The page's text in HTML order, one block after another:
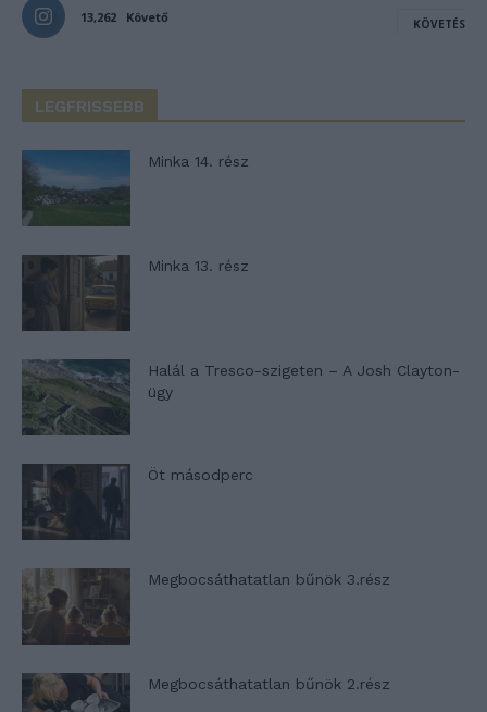
13,262 Követő KÖVETÉS
LEGFRISSEBB
Minka 14. rész
Minka 13. rész
Halál a Tresco-szigeten – A Josh Clayton-
ügy
Öt másodperc
Megbocsáthatatlan bűnök 3.rész
Megbocsáthatatlan bűnök 2.rész